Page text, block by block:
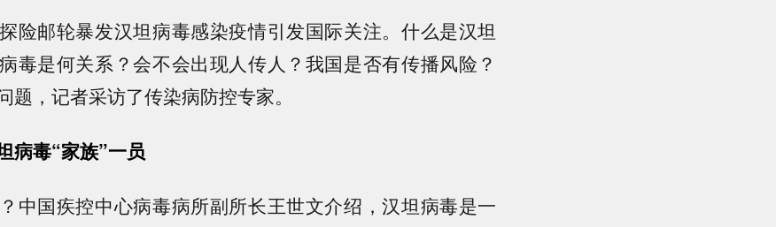
险邮轮暴发汉坦病毒感染疫情引发国际关注。什么是汉坦
毒是何关系？会不会出现人传人？我国是否有传播风险？
题，记者采访了传染病防控专家。
病毒“家族”一员
中国疾控中心病毒病所副所长王世文介绍，汉坦病毒是一